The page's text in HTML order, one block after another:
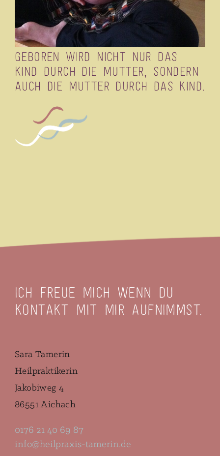
Geboren wird nicht nur das
Kind durch die Mutter, sondern
auch die Mutter durch das Kind.
Ich freue mich wenn Du
Kontakt mit mir aufnimmst.
Sara Tamerin
Heilpraktikerin
Jakobiweg 4
86551 Aichach
0176 21 40 69 87
info@heilpraxis-tamerin.de